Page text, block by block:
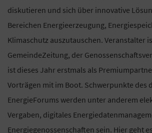
diskutieren und sich über innovative
Bereichen Energieerzeugung,
Klimaschutz auszutauschen. Veranstalter
GemeindeZeitung, der
ist dieses Jahr erstmals als
Vorträgen mit im Boot. Schwerpunkte des
EnergieForums werden unter anderem
Vergaben, digitales
Energiegenossenschaften sein. Hier geht